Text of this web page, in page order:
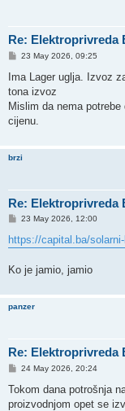
Re: Elektroprivreda
P
s
23 May 2026, 09:25
Ima Lager uglja. Izvoz
tona izvoz
Mislim da nema
cijenu.
brzi
Re: Elektroprivreda
P
s
t
23 May 2026, 12:00
https://capital.ba/
Ko je jamio, jamio
panzer
Re: Elektroprivreda
P
s
24 May 2026, 20:24
Tokom dana potrošnja
proizvodnjom opet se